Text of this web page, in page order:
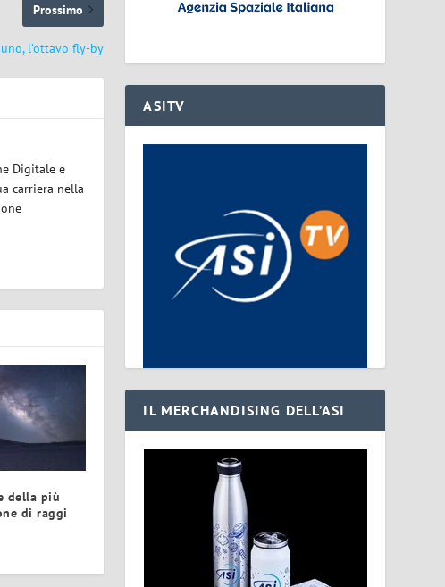
Prossimo
l’ottavo fly-by
Digitale e
carriera nella
della più
di raggi
ASITV
IL MERCHANDISING DELL’ASI